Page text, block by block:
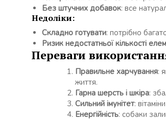
Без штучних добавок: все
Недоліки:
Складно готувати: потрібно
Ризик недостатньої кількості
Переваги
Правильне харчування:
життя.
Гарна шерсть і шкіра:
Сильний імунітет:
Енергійність: собаки